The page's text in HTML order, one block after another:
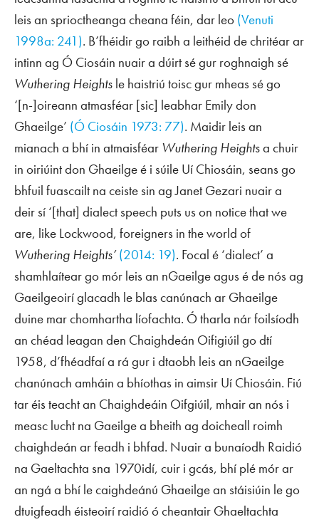
leis an sprioctheanga cheana féin, dar leo (Venuti
1998a: 241). B’fhéidir go raibh a leithéid de chritéar ar
intinn ag Ó Ciosáin nuair a dúirt sé gur roghnaigh sé
Wuthering Heights le haistriú toisc gur mheas sé go
‘[n-]oireann atmasféar [sic] leabhar Emily don
Ghaeilge’ (Ó Ciosáin 1973: 77). Maidir leis an
mianach a bhí in atmaisféar Wuthering Heightsa chuir
in oiriúint don Ghaeilge é i súile Uí Chiosáin, seans go
bhfuil fuascailt na ceiste sin ag Janet Gezari nuair a
deir sí ‘[that] dialect speech puts us on notice that we
are, like Lockwood, foreigners in the world of
Wuthering Heights’ (2014: 19). Focal é ‘dialect’ a
shamhlaítear go mór leis an nGaeilge agus é de nós ag
Gaeilgeoirí glacadh le blas canúnach ar Ghaeilge
duine mar chomhartha líofachta. Ó tharla nár foilsíodh
an chéad leagan den Chaighdeán Oifigiúil go dtí
1958, d’fhéadfaí a rá gur i dtaobh leis an nGaeilge
chanúnach amháin a bhíothas in aimsir Uí Chiosáin. Fiú
tar éis teacht an Chaighdeáin Oifgiúil, mhair an nós i
measc lucht na Gaeilge a bheith ag doicheall roimh
chaighdeán ar feadh i bhfad. Nuair a bunaíodh Raidió
na Gaeltachta sna 1970idí, cuir i gcás, bhí plé mór ar
an ngá a bhí le caighdeánú Ghaeilge an stáisiúin le go
dtuigfeadh éisteoirí raidió ó cheantair Ghaeltachta